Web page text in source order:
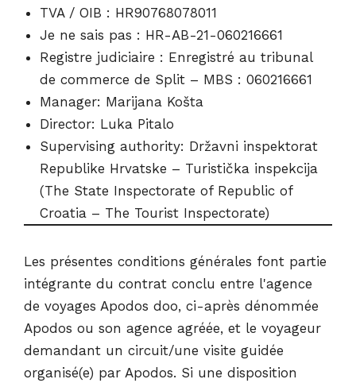
TVA / OIB : HR90768078011
Je ne sais pas : HR-AB-21-060216661
Registre judiciaire : Enregistré au tribunal
de commerce de Split – MBS : 060216661
Manager: Marijana Košta
Director: Luka Pitalo
Supervising authority: Državni inspektorat
Republike Hrvatske – Turistička inspekcija
(The State Inspectorate of Republic of
Croatia – The Tourist Inspectorate)
Les présentes conditions générales font partie
intégrante du contrat conclu entre l'agence
de voyages Apodos doo, ci-après dénommée
Apodos ou son agence agréée, et le voyageur
demandant un circuit/une visite guidée
organisé(e) par Apodos. Si une disposition